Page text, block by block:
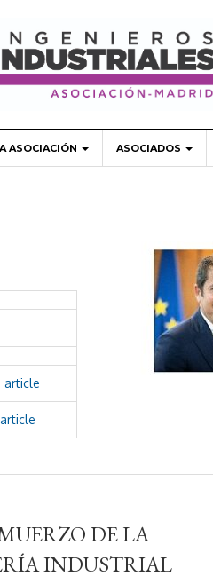
ASOCIACIÓN ASOCIADOS
article
DE LA
INDUSTRIAL